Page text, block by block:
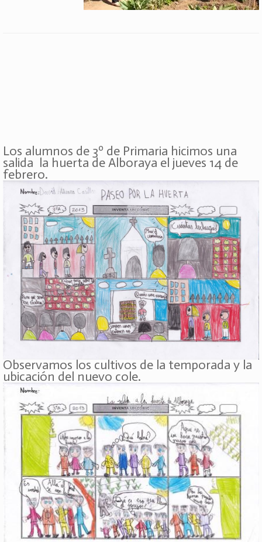
Los alumnos de 3º de Primaria hicimos una
salida la huerta de Alboraya el jueves 14 de
febrero.
Observamos los cultivos de la temporada y la
ubicación del nuevo cole.